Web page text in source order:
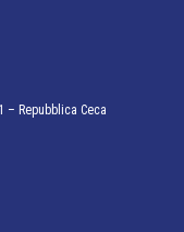
– Repubblica Ceca